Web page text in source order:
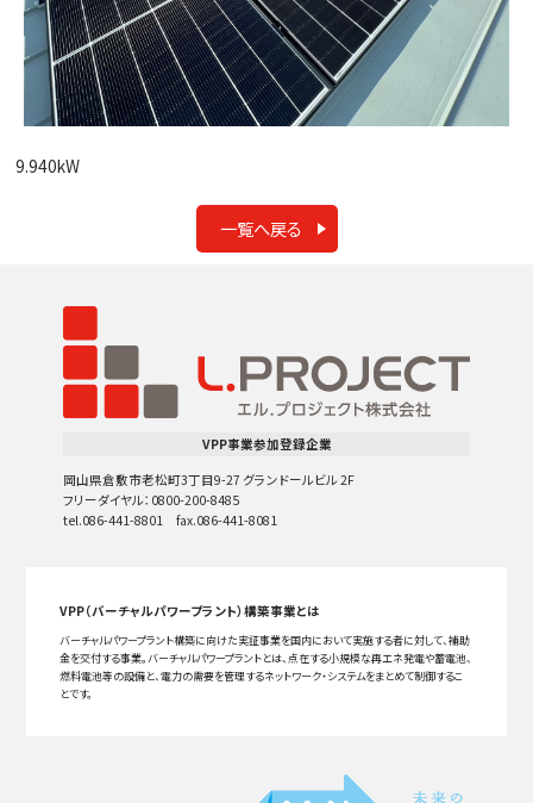
9.940kW
一覧へ戻る
VPP事業参加登録企業
岡山県倉敷市老松町3丁目9-27 グランドールビル 2F
フリーダイヤル：0800-200-8485
tel.086-441-8801 fax.086-441-8081
VPP（バーチャルパワープラント）構築事業とは
バーチャルパワープラント構築に向けた実証事業を国内において実施する者に対して、補助
金を交付する事業。バーチャルパワープラントとは、点在する小規模な再エネ発電や蓄電池、
燃料電池等の設備と、電力の需要を管理するネットワーク・システムをまとめて制御するこ
とです。